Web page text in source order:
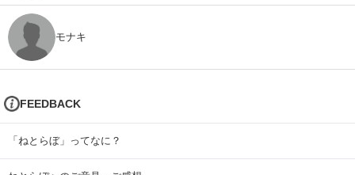
モナキ
FEEDBACK
「ねとらぼ」ってなに？